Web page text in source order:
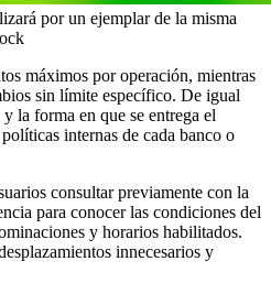
por un ejemplar de la misma
máximos por operación, mientras
sin límite específico. De igual
la forma en que se entrega el
internas de cada banco o
consultar previamente con la
para conocer las condiciones del
y horarios habilitados.
innecesarios y